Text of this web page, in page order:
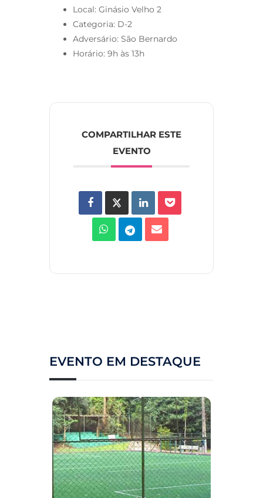
Local: Ginásio Velho 2
Categoria: D-2
Adversário: São Bernardo
Horário: 9h às 13h
COMPARTILHAR ESTE
EVENTO
EVENTO EM DESTAQUE